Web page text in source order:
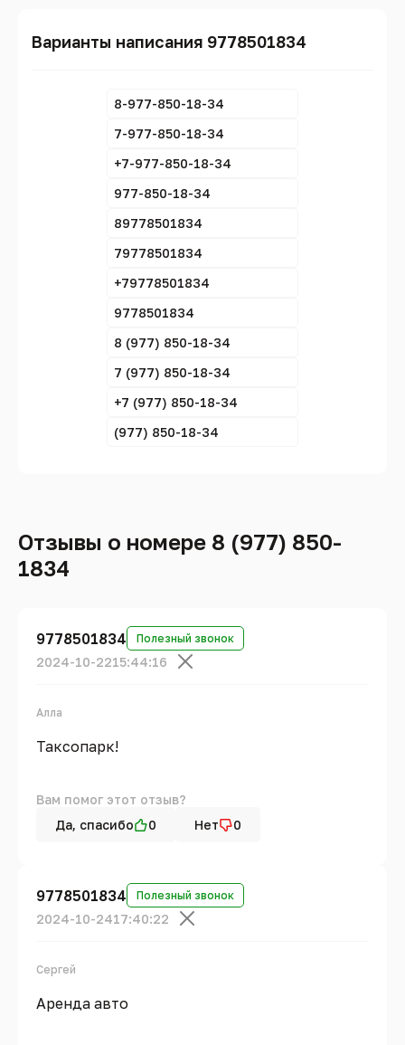
Варианты написания 9778501834
8-977-850-18-34
7-977-850-18-34
+7-977-850-18-34
977-850-18-34
89778501834
79778501834
+79778501834
9778501834
8 (977) 850-18-34
7 (977) 850-18-34
+7 (977) 850-18-34
(977) 850-18-34
Отзывы о номере 8 (977) 850-
1834
9778501834 Полезный звонок
2024-10-2215:44:16
Алла
Таксопарк!
Вам помог этот отзыв?
Да, спасибо
0 Нет 0
9778501834 Полезный звонок
2024-10-2417:40:22
Сергей
Аренда авто